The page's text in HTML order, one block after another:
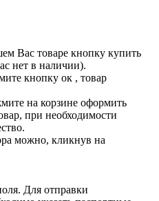
Вас товаре кнопку купить
нет в наличии).
кнопку ок , товар
на корзине оформить
при необходимости
можно, кликнув на
Для отправки